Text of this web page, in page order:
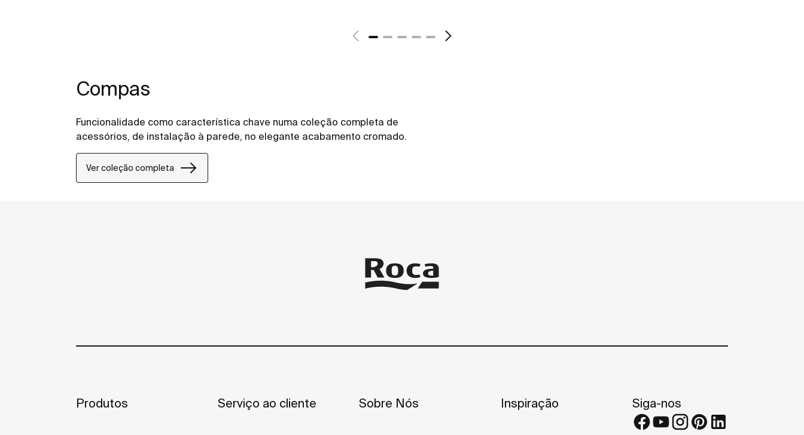
Compas
Funcionalidade como característica chave numa coleção completa de
acessórios, de instalação à parede, no elegante acabamento cromado.
Ver coleção completa
Produtos Serviço ao cliente Sobre Nós Inspiração Siga-nos